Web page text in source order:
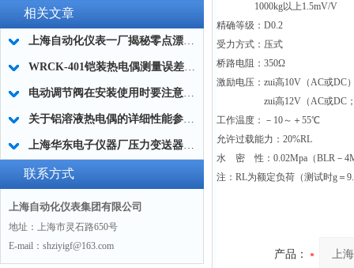
相关文章
上海自动化仪表一厂揭秘零点漂移的原因和解决办法
WRCK-401铠装热电偶测量误差及其注意事项
电动调节阀在安装使用时要注意哪些方面？
关于铝溶液热电偶的详细性能参数介绍
上海华东电子仪器厂压力变送器使用须知
联系方式
上海自动化仪表集团有限公司
地址：上海市灵石路650号
E-mail：shziyigf@163.com
1000kg以上1.5mV/V
精确等级：D0.2
受力方式：压式
桥路电阻：350Ω
激励电压：zui高10V（AC或DC
zui高12V（AC或DC；
工作温度：－10～＋55℃
允许过载能力：20%RL
水 密 性：0.02Mpa（BLR－
注：RL为额定负荷（测试时g＝
产品：